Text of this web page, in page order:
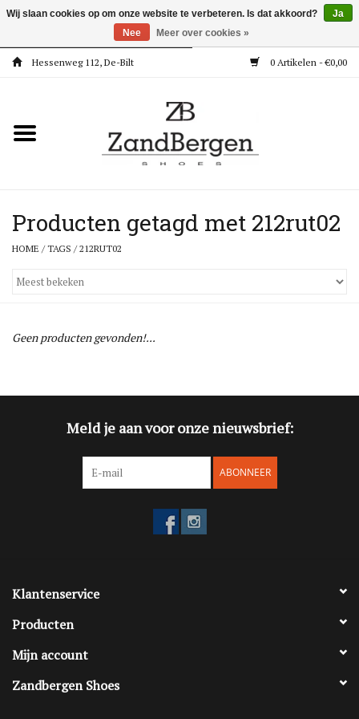
Hessenweg 112, De-Bilt 0 Artikelen - €0,00
Kleding
Meisjes
Jongens
Super Deals
Blog
Producten getagd met 212rut02
HOME /TAGS /212RUT02
Geen producten gevonden!...
Meld je aan voor onze nieuwsbrief:
ABONNEER
Klantenservice
Producten
Mijn account
Zandbergen Shoes
Wij slaan cookies op om onze website te verbeteren. Is dat akkoord?
Ja
Nee
Meer over cookies »